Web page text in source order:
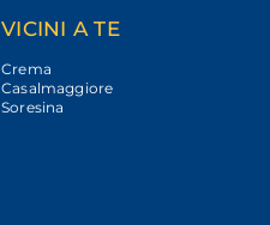
VICINI A TE
Crema
Casalmaggiore
Soresina